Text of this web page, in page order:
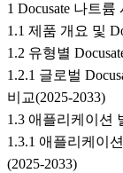
1 Docusate 나트륨
1.1 제품 개요 및
1.2 유형별
1.2.1 글로벌
비교(2025-2033)
1.3 애플리케이션
1.3.1 애플리케이
(2025-2033)